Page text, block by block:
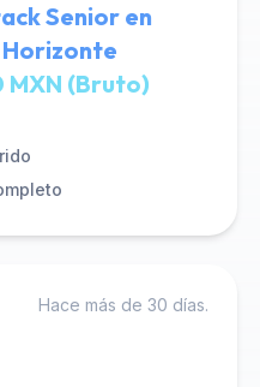
Senior en
(Bruto)
Hace más de 30 días.